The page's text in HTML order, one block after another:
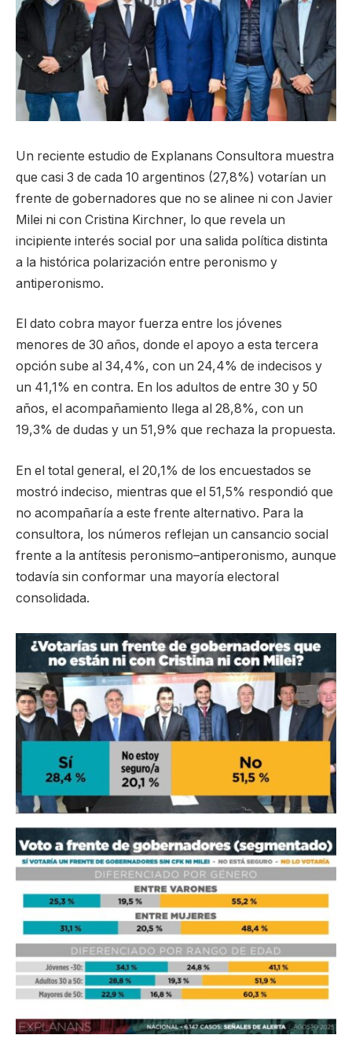
Un reciente estudio de Explanans Consultora muestra
que casi 3 de cada 10 argentinos (27,8%) votarían un
frente de gobernadores que no se alinee ni con Javier
Milei ni con Cristina Kirchner, lo que revela un
incipiente interés social por una salida política distinta
a la histórica polarización entre peronismo y
antiperonismo.
El dato cobra mayor fuerza entre los jóvenes
menores de 30 años, donde el apoyo a esta tercera
opción sube al 34,4%, con un 24,4% de indecisos y
un 41,1% en contra. En los adultos de entre 30 y 50
años, el acompañamiento llega al 28,8%, con un
19,3% de dudas y un 51,9% que rechaza la propuesta.
En el total general, el 20,1% de los encuestados se
mostró indeciso, mientras que el 51,5% respondió que
no acompañaría a este frente alternativo. Para la
consultora, los números reflejan un cansancio social
frente a la antítesis peronismo–antiperonismo, aunque
todavía sin conformar una mayoría electoral
consolidada.